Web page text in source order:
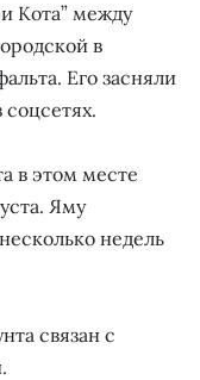
Кота” между
в
Его засняли
в этом месте
Яму
недель
связан с